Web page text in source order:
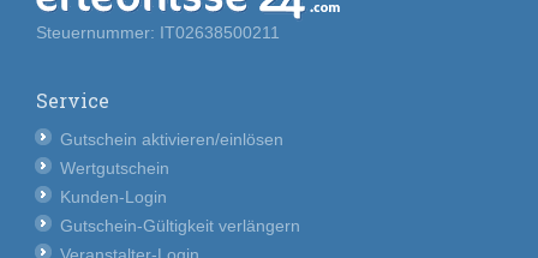
Steuernummer: IT02638500211
Service
Gutschein aktivieren/einlösen
Wertgutschein
Kunden-Login
Gutschein-Gültigkeit verlängern